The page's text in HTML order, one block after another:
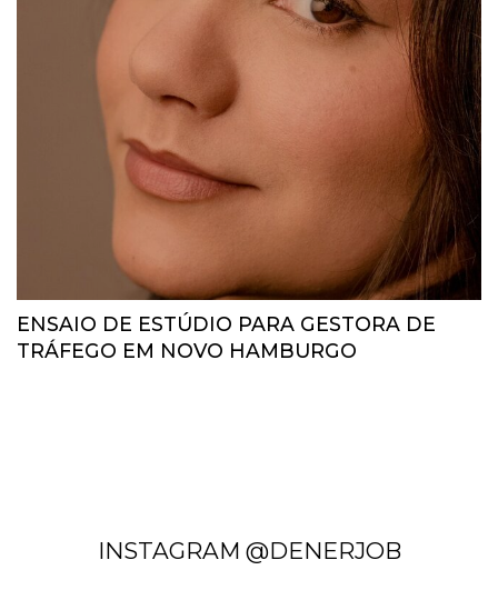
ENSAIO DE ESTÚDIO PARA GESTORA DE
TRÁFEGO EM NOVO HAMBURGO
INSTAGRAM @DENERJOB